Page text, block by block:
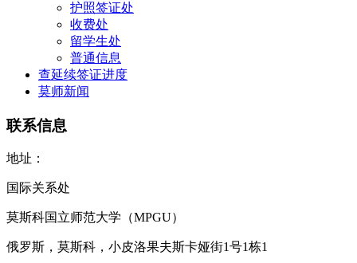
护照签证处
收费处
留学生处
普通信息
查延续签证进度
莫师新闻
联系信息
地址：
国际关系处
莫斯科国立师范大学（MPGU）
俄罗斯，莫斯科，小皮洛果夫斯卡娅街1号1栋1